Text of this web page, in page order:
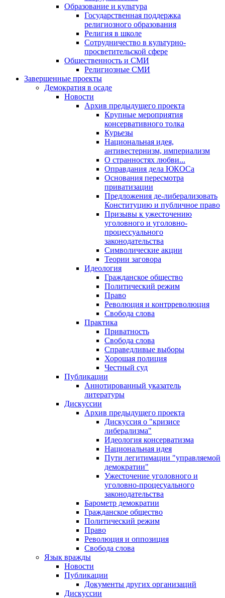
Образование и культура
Государственная поддержка
религиозного образования
Религия в школе
Сотрудничество в культурно-
просветительской сфере
Общественность и СМИ
Религиозные СМИ
Завершенные проекты
Демократия в осаде
Новости
Архив предыдущего проекта
Крупные мероприятия
консервативного толка
Курьезы
Национальная идея,
антивестернизм, империализм
О странностях любви...
Оправдания дела ЮКОСа
Основания пересмотра
приватизации
Предложения де-либерализовать
Конституцию и публичное право
Призывы к ужесточению
уголовного и уголовно-
процессуального
законодательства
Символические акции
Теории заговора
Идеология
Гражданское общество
Политический режим
Право
Революция и контрреволюция
Свобода слова
Практика
Приватность
Свобода слова
Справедливые выборы
Хорошая полиция
Честный суд
Публикации
Аннотированный указатель
литературы
Дискуссии
Архив предыдущего проекта
Дискуссия о "кризисе
либерализма"
Идеология консерватизма
Национальная идея
Пути легитимации "управляемой
демократии"
Ужесточение уголовного и
уголовно-процесуального
законодательства
Барометр демократии
Гражданское общество
Политический режим
Право
Революция и оппозиция
Свобода слова
Язык вражды
Новости
Публикации
Документы других организаций
Дискуссии